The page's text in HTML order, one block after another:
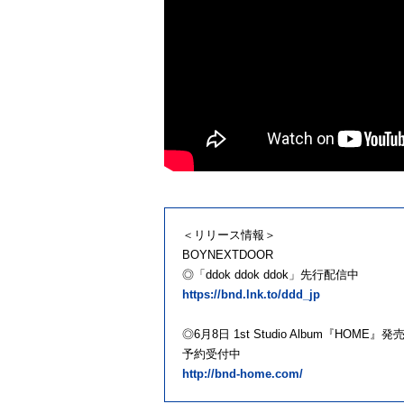
＜リリース情報＞
BOYNEXTDOOR
◎「ddok ddok ddok」先行配信中
https://bnd.lnk.to/ddd_jp
◎6月8日 1st Studio Album『HOME』発売
予約受付中
http://bnd-home.com/